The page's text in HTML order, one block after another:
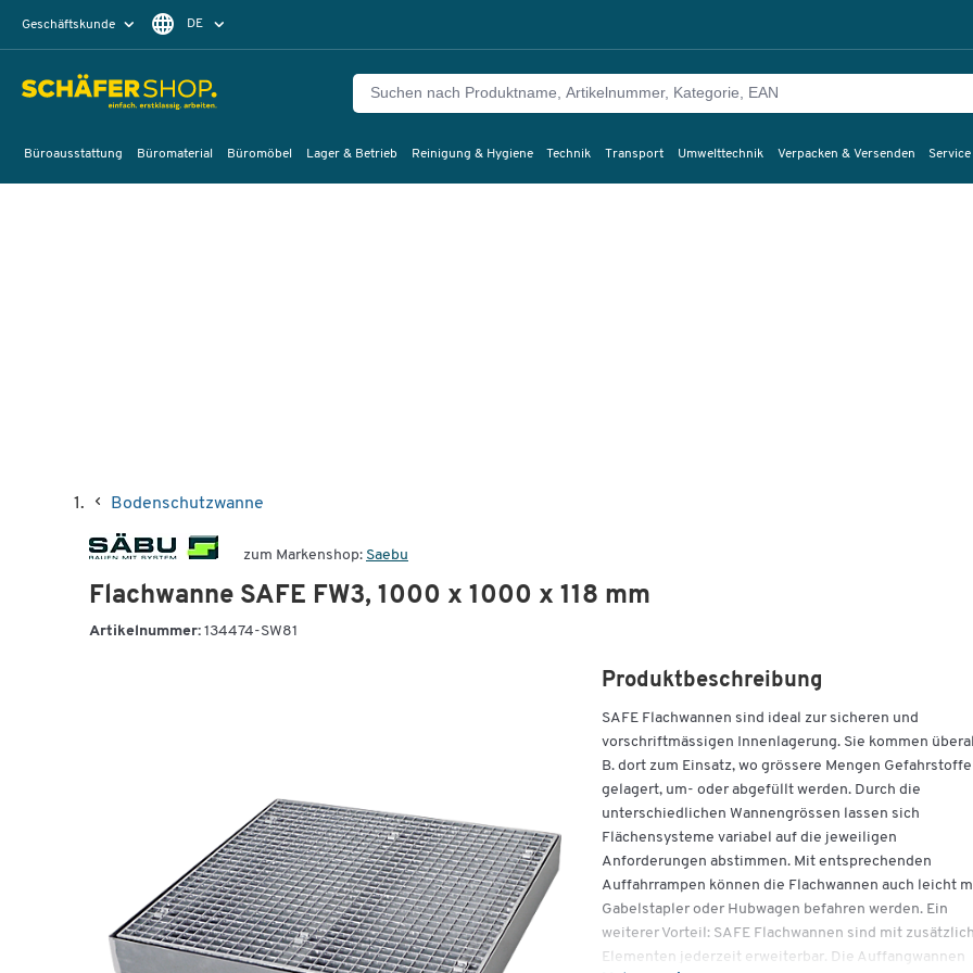
Geschäftskunde DE
EN
Büroausstattung Büromaterial Büromöbel Lager & Betrieb Reinigung & Hygiene Technik Transport Umwelttechnik Verpacken & Versenden
Bodenschutzwanne
zum Markenshop: Saebu
Flachwanne SAFE FW3, 1000 x 1000 x 118 mm
Artikelnummer: 134474-SW81
Produktbeschreibung
SAFE Flachwannen sind ideal zur sicheren und
vorschriftmässigen Innenlagerung. Sie kommen
B. dort zum Einsatz, wo grössere Mengen Gefahrstoffe
gelagert, um- oder abgefüllt werden. Durch die
unterschiedlichen Wannengrössen lassen sich
Flächensysteme variabel auf die jeweiligen
Anforderungen abstimmen. Mit entsprechenden
Auffahrrampen können die Flachwannen auch leicht
Gabelstapler oder Hubwagen befahren werden. Ein
weiterer Vorteil: SAFE Flachwannen sind mit
Elementen jederzeit erweiterbar. Die Auffangwannen